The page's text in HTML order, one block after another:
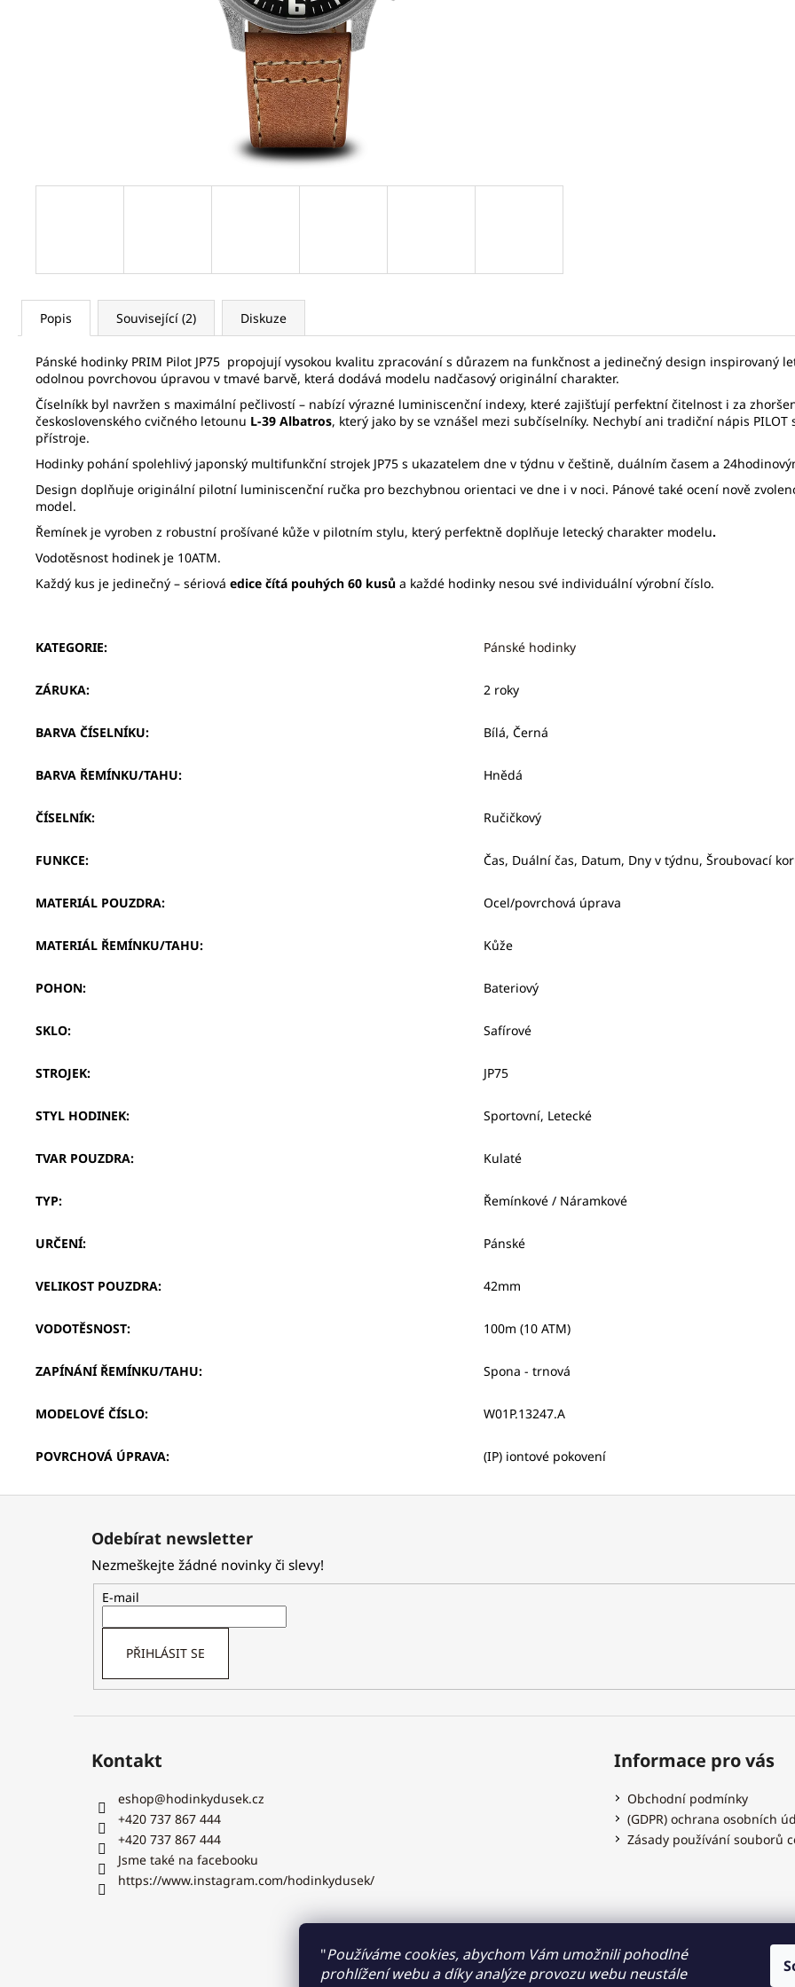
"Používáme cookies, abychom Vám umožnili pohodlné
prohlížení webu a díky analýze provozu webu neustále
Popis Související (2) Diskuze
Pánské hodinky PRIM Pilot JP75 propojují vysokou kvalitu zpracování s důrazem na funkčnost a jedinečný design inspirovaný
odolnou povrchovou úpravou v tmavé barvě, která dodává modelu nadčasový originální charakter.
Číselníkk byl navržen s maximální pečlivostí – nabízí výrazné luminiscenční indexy, které zajišťují perfektní čitelnost i za
československého cvičného letounu L-39 Albatros, který jako by se vznášel mezi subčíselníky. Nechybí ani tradiční nápis
přístroje.
Hodinky pohání spolehlivý japonský multifunkční strojek JP75 s ukazatelem dne v týdnu v češtině, duálním časem a
Design doplňuje originální pilotní luminiscenční ručka pro bezchybnou orientaci ve dne i v noci. Pánové také ocení nově
model.
Řemínek je vyroben z robustní prošívané kůže v pilotním stylu, který perfektně doplňuje letecký charakter modelu.
Vodotěsnost hodinek je 10ATM.
Každý kus je jedinečný – sériová edice čítá pouhých 60 kusů a každé hodinky nesou své individuální výrobní číslo.
KATEGORIE: Pánské hodinky
ZÁRUKA: 2 roky
BARVA ČÍSELNÍKU: Bílá, Černá
BARVA ŘEMÍNKU/TAHU: Hnědá
ČÍSELNÍK: Ručičkový
FUNKCE: Čas, Duální čas, Datum, Dny v týdnu, Šroubovací
MATERIÁL POUZDRA: Ocel/povrchová úprava
MATERIÁL ŘEMÍNKU/TAHU: Kůže
POHON: Bateriový
SKLO: Safírové
STROJEK: JP75
STYL HODINEK: Sportovní, Letecké
TVAR POUZDRA: Kulaté
TYP: Řemínkové / Náramkové
URČENÍ: Pánské
VELIKOST POUZDRA: 42mm
VODOTĚSNOST: 100m (10 ATM)
ZAPÍNÁNÍ ŘEMÍNKU/TAHU: Spona - trnová
MODELOVÉ ČÍSLO: W01P.13247.A
POVRCHOVÁ ÚPRAVA: (IP) iontové pokovení
SEIKO SPB467J1
Odebírat newsletter
Nezmeškejte žádné novinky či slevy!
E-mail
PŘIHLÁSIT SE
Kontakt
eshop@hodinkydusek.cz
+420 737 867 444
+420 737 867 444
Jsme také na facebooku
https://www.instagram.com/hodinkydusek/
Informace pro vás
Obchodní podmínky
(GDPR) ochrana osobních
Zásady používání souborů